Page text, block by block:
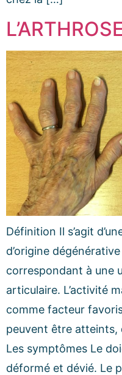
Définition Il s’agit
d’origine
correspondant à une
articulaire. L’activité
comme facteur
peuvent être atteints,
Les symptômes Le
déformé et dévié. Le